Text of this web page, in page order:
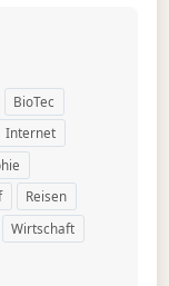
BioTec
Internet
Reisen
Wirtschaft